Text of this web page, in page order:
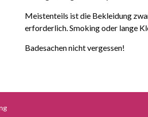
Meistenteils ist die Bekleidung
erforderlich. Smoking oder lange
Badesachen nicht vergessen!